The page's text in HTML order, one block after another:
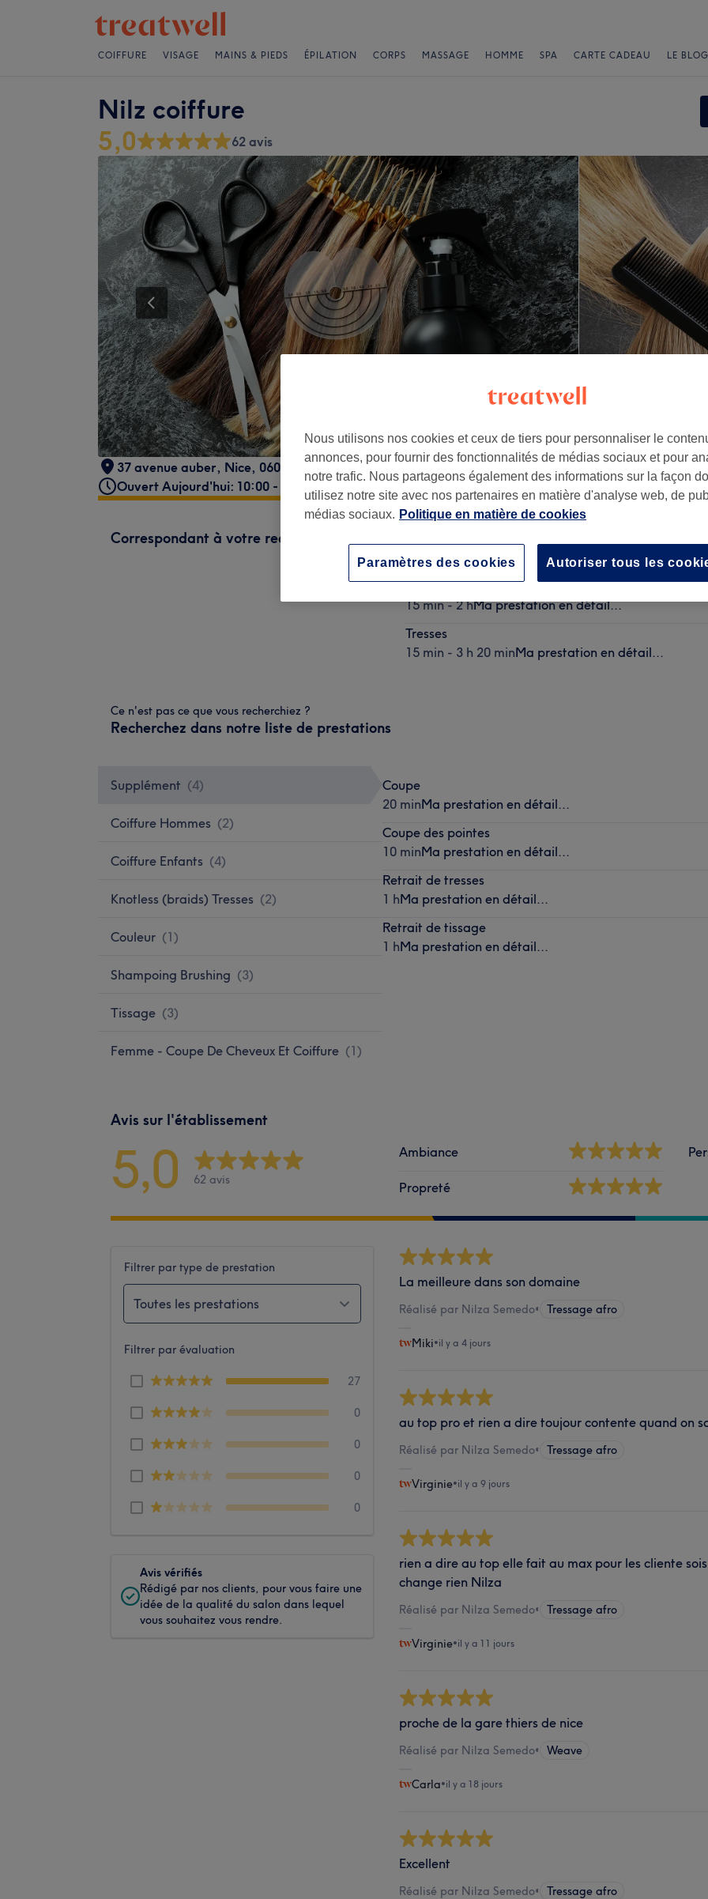
COIFFURE VISAGE MAINS & PIEDS ÉPILATION CORPS MASSAGE HOMME SPA CARTE CADEAU LE
Nilz coiffure
5,0 62 avis
37 avenue auber, Nice, 06000
Ouvert Aujourd'hui: 10:00 - 20:00
Correspondant à votre recherche
10 minMa prestation en détail...
Tresses plaquée simple
15 min - 2 hMa prestation en détail...
Tresses
15 min - 3 h 20 minMa prestation en détail...
Ce n'est pas ce que vous recherchiez ?
Recherchez dans notre liste de prestations
Supplément (4)
Coiffure Hommes (2)
Coiffure Enfants (4)
Knotless (braids) Tresses (2)
Couleur (1)
Shampoing Brushing (3)
Tissage (3)
Femme - Coupe De Cheveux Et Coiffure (1)
Coupe
20 minMa prestation en détail...
Coupe des pointes
10 minMa prestation en détail...
Retrait de tresses
1 hMa prestation en détail...
Retrait de tissage
1 hMa prestation en détail...
Avis sur l'établissement
5,0 62 avis
Ambiance
Propreté
Filtrer par type de prestation
Toutes les prestations
Filtrer par évaluation
27
0
0
0
0
Avis vérifiés
Rédigé par nos clients, pour vous faire une
idée de la qualité du salon dans lequel
vous souhaitez vous rendre.
La meilleure dans son domaine
Réalisé par Nilza Semedo• Tressage afro
Miki•il y a 4 jours
au top pro et rien a dire toujour contente quand on
Réalisé par Nilza Semedo• Tressage afro
Virginie•il y a 9 jours
rien a dire au top elle fait au max pour les cliente
change rien Nilza
Réalisé par Nilza Semedo• Tressage afro
Virginie•il y a 11 jours
proche de la gare thiers de nice
Réalisé par Nilza Semedo• Weave
Carla•il y a 18 jours
Excellent
Réalisé par Nilza Semedo• Tressage afro
Nous utilisons nos cookies et ceux de tiers pour personnaliser le
annonces, pour fournir des fonctionnalités de médias sociaux et pour
notre trafic. Nous partageons également des informations sur la façon
utilisez notre site avec nos partenaires en matière d'analyse web, de
médias sociaux. Politique en matière de cookies
Autoriser tous les
Paramètres des cookies